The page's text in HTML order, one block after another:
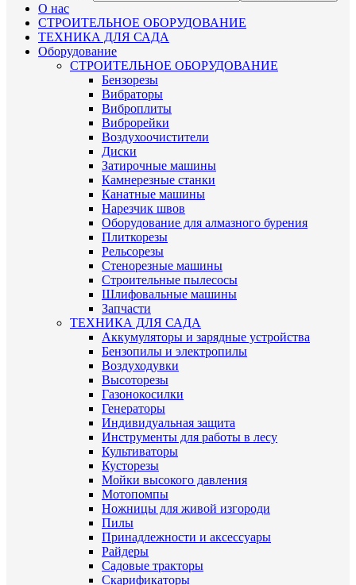
О нас
СТРОИТЕЛЬНОЕ ОБОРУДОВАНИЕ
ТЕХНИКА ДЛЯ САДА
Оборудование
СТРОИТЕЛЬНОЕ ОБОРУДОВАНИЕ
Бензорезы
Вибраторы
Виброплиты
Виброрейки
Воздухоочистители
Диски
Затирочные машины
Камнерезные станки
Канатные машины
Нарезчик швов
Оборудование для алмазного бурения
Плиткорезы
Рельсорезы
Стенорезные машины
Строительные пылесосы
Шлифовальные машины
Запчасти
ТЕХНИКА ДЛЯ САДА
Аккумуляторы и зарядные устройства
Бензопилы и электропилы
Воздуходувки
Высоторезы
Газонокосилки
Генераторы
Индивидуальная защита
Инструменты для работы в лесу
Культиваторы
Кусторезы
Мойки высокого давления
Мотопомпы
Ножницы для живой изгороди
Пилы
Принадлежности и аксессуары
Райдеры
Садовые тракторы
Скарификаторы